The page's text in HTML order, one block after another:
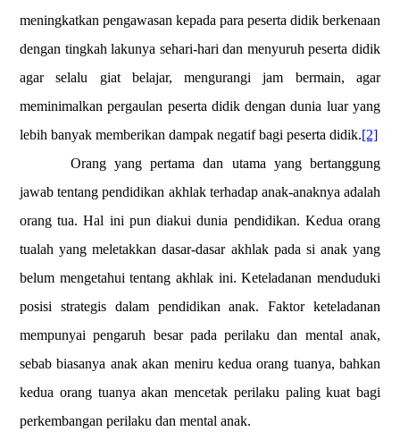
meningkatkan pengawasan kepada para peserta didik berkenaan
dengan tingkah lakunya sehari-hari dan menyuruh peserta didik
agar selalu giat belajar, mengurangi jam bermain, agar
meminimalkan pergaulan peserta didik dengan dunia luar yang
lebih banyak memberikan dampak negatif bagi peserta didik.[2]
Orang yang pertama dan utama yang bertanggung
jawab tentang pendidikan akhlak terhadap anak-anaknya adalah
orang tua. Hal ini pun diakui dunia pendidikan. Kedua orang
tualah yang meletakkan dasar-dasar akhlak pada si anak yang
belum mengetahui tentang akhlak ini. Keteladanan menduduki
posisi strategis dalam pendidikan anak. Faktor keteladanan
mempunyai pengaruh besar pada perilaku dan mental anak,
sebab biasanya anak akan meniru kedua orang tuanya, bahkan
kedua orang tuanya akan mencetak perilaku paling kuat bagi
perkembangan perilaku dan mental anak.